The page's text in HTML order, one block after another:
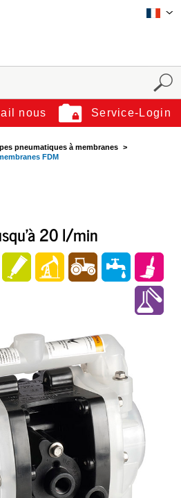
Service-Login
nous
pneumatiques à membranes
FDM
20 l/min